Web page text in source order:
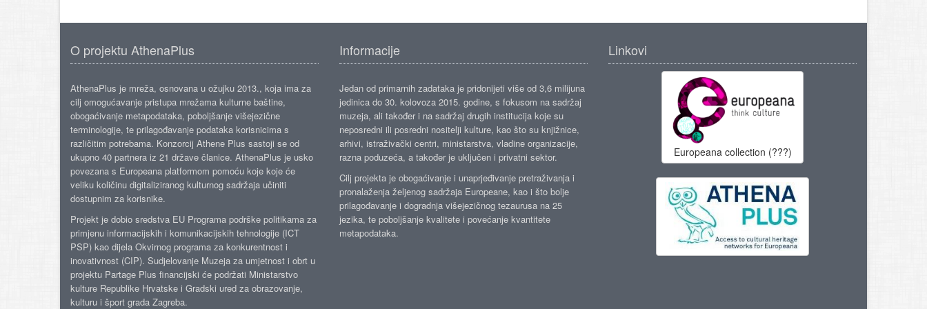
O projektu AthenaPlus
AthenaPlus je mreža, osnovana u ožujku 2013., koja ima za
cilj omogućavanje pristupa mrežama kulturne baštine,
obogaćivanje metapodataka, poboljšanje višejezične
terminologije, te prilagođavanje podataka korisnicima s
različitim potrebama. Konzorcij Athene Plus sastoji se od
ukupno 40 partnera iz 21 države članice. AthenaPlus je usko
povezana s Europeana platformom pomoću koje koje će
veliku količinu digitaliziranog kulturnog sadržaja učiniti
dostupnim za korisnike.
Projekt je dobio sredstva EU Programa podrške politikama za
primjenu informacijskih i komunikacijskih tehnologije (ICT
PSP) kao dijela Okvirnog programa za konkurentnost i
inovativnost (CIP). Sudjelovanje Muzeja za umjetnost i obrt u
projektu Partage Plus financijski će podržati Ministarstvo
kulture Republike Hrvatske i Gradski ured za obrazovanje,
kulturu i šport grada Zagreba.
Informacije
Jedan od primarnih zadataka je pridonijeti više od 3,6 milijuna
jedinica do 30. kolovoza 2015. godine, s fokusom na sadržaj
muzeja, ali također i na sadržaj drugih institucija koje su
neposredni ili posredni nositelji kulture, kao što su knjižnice,
arhivi, istraživački centri, ministarstva, vladine organizacije,
razna poduzeća, a također je uključen i privatni sektor.
Cilj projekta je obogaćivanje i unaprjeđivanje pretraživanja i
pronalaženja željenog sadržaja Europeane, kao i što bolje
prilagođavanje i dogradnja višejezičnog tezaurusa na 25
jezika, te poboljšanje kvalitete i povećanje kvantitete
metapodataka.
Linkovi
Europeana collection (???)